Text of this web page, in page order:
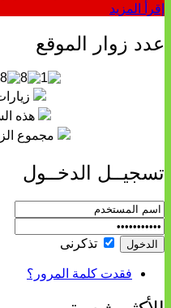
إقرأ المزيد
عدد زوار الموقع
هذه
مجموع
تسجيــل الدخــول
تذكرنى
فقدت كلمة المرور؟